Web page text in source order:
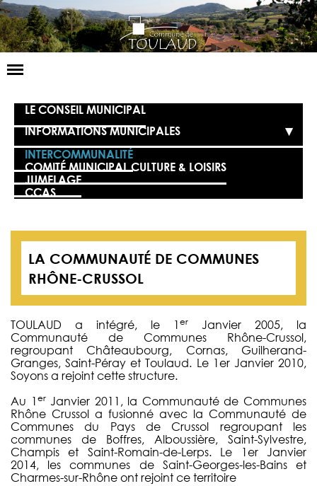
Basculer
LA MAIRIE
NOS SERVICES
LA VIE LOCALE
VOS DÉMARCHES
LE CONSEIL MUNICIPAL
INFORMATIONS MUNICIPALES
INTERCOMMUNALITÉ
COMITÉ MUNICIPAL CULTURE & LOISIRS
JUMELAGE
CCAS
LA COMMUNAUTÉ DE COMMUNES
RHÔNE-CRUSSOL
TOULAUD a intégré, le 1 er
Janvier 2005, la
Communauté de Communes Rhône-Crussol,
regroupant Châteaubourg, Cornas, Guilherand-
Granges, Saint-Péray et Toulaud. Le 1er Janvier 2010,
Soyons a rejoint cette structure.
Au 1 erJanvier 2011, la Communauté de Communes
Rhône Crussol a fusionné avec la Communauté de
Communes du Pays de Crussol regroupant les
communes de Boffres, Alboussière, Saint-Sylvestre,
Champis et Saint-Romain-de-Lerps. Le 1er Janvier
2014, les communes de Saint-Georges-les-Bains et
Charmes-sur-Rhône ont rejoint ce territoire